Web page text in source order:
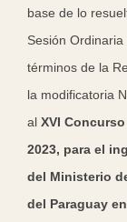
ÁREA
SOCIOS
base de lo
Sesión
términos de la
la modificatoria
al XVI
2023, para el
del Ministerio
del Paraguay